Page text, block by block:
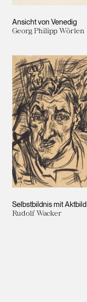
Ansicht von Venedig
Georg Philipp Wörlen
Selbstbildnis mit Aktbild
Rudolf Wacker